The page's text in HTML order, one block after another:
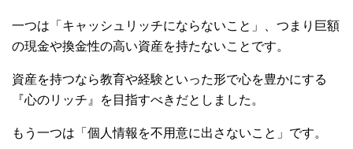
一つは「キャッシュリッチにならないこと」、つまり巨額
の現金や換金性の高い資産を持たないことです。
資産を持つなら教育や経験といった形で心を豊かにする
『心のリッチ』を目指すべきだとしました。
もう一つは「個人情報を不用意に出さないこと」です。